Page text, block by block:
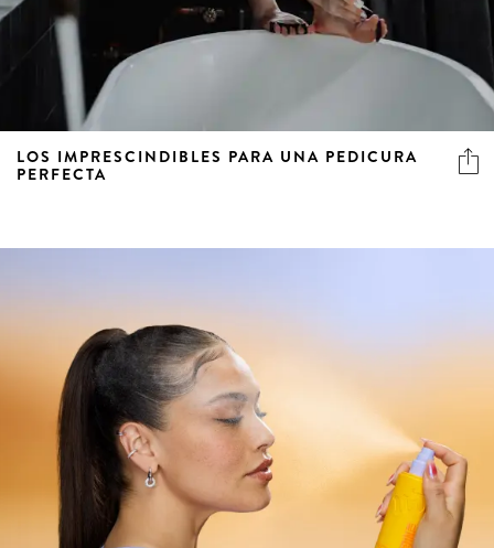
LOS IMPRESCINDIBLES PARA UNA PEDICURA
PERFECTA